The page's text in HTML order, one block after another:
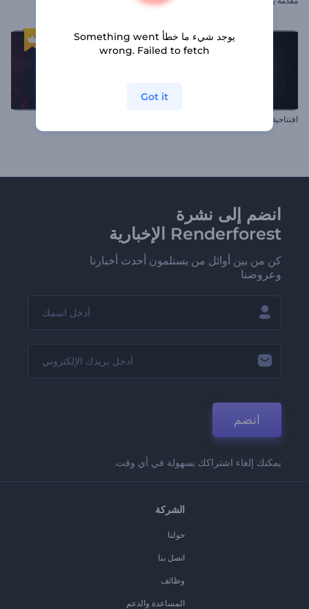
افتتاحية شعار متذبذب
انضم إلى نشرة
Renderforest الإخبارية
كن من بين أوائل من يستلمون أحدث أخبارنا
وعروضنا
انضم
يمكنك إلغاء اشتراكك بسهولة في أي وقت.
الشركة
حولنا
اتصل بنا
وظائف
المساعدة والدعم
يوجد شيء ما خطأ Something went
wrong. Failed to fetch
Got it